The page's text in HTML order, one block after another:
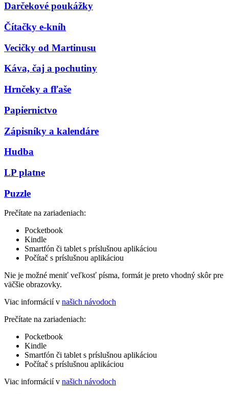
Darčekové poukážky
Čítačky e-kníh
Vecičky od Martinusu
Káva, čaj a pochutiny
Hrnčeky a fľaše
Papiernictvo
Zápisníky a kalendáre
Hudba
LP platne
Puzzle
Prečítate na zariadeniach:
Pocketbook
Kindle
Smartfón či tablet s príslušnou aplikáciou
Počítač s príslušnou aplikáciou
Nie je možné meniť veľkosť písma, formát je preto vhodný skôr pre
väčšie obrazovky.
Viac informácií v našich návodoch
Prečítate na zariadeniach:
Pocketbook
Kindle
Smartfón či tablet s príslušnou aplikáciou
Počítač s príslušnou aplikáciou
Viac informácií v našich návodoch